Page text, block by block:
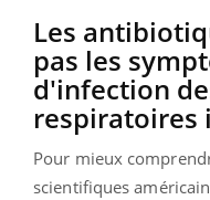
Les
pas les
d'infection
respiratoires
Pour mieux
scientifiques